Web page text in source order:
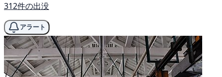
312件の出没
アラート